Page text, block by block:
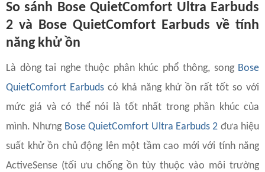
So sánh Bose QuietComfort Ultra Earbuds
2 và Bose QuietComfort Earbuds về tính
năng khử ồn
Là dòng tai nghe thuộc phân khúc phổ thông, song Bose
QuietComfort Earbuds có khả năng khử ồn rất tốt so với
mức giá và có thể nói là tốt nhất trong phần khúc của
mình. Nhưng Bose QuietComfort Ultra Earbuds 2 đưa hiệu
suất khử ồn chủ động lên một tầm cao mới với tính năng
ActiveSense (tối ưu chống ồn tùy thuộc vào môi trường